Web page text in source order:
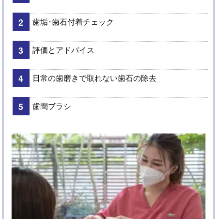
歯垢･歯石付着チェック
評価とアドバイス
日常の歯磨きで取れない歯石の除去
歯間ブラシ